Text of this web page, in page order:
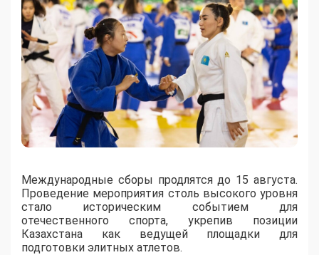
Международные сборы продлятся до 15 августа.
Проведение мероприятия столь высокого уровня
стало историческим событием для
отечественного спорта, укрепив позиции
Казахстана как ведущей площадки для
подготовки элитных атлетов.